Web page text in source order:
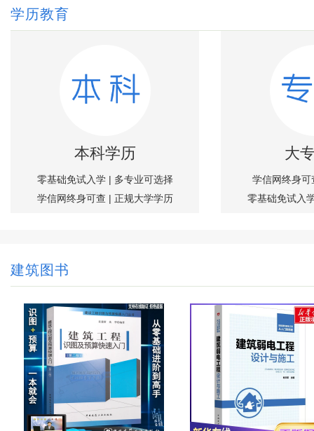
学历教育
本科学历
零基础免试入学 | 多专业可选择
学信网终身可查 | 正规大学学历
大
学信网终身
零基础免试入
建筑图书